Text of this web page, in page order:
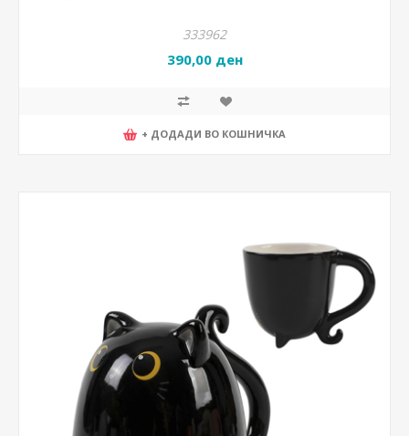
333962
390,00 ден
+ ДОДАДИ ВО КОШНИЧКА